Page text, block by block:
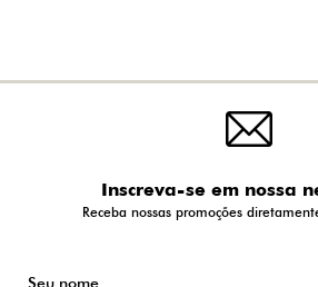
Inscreva-se em nossa
Receba nossas promoções